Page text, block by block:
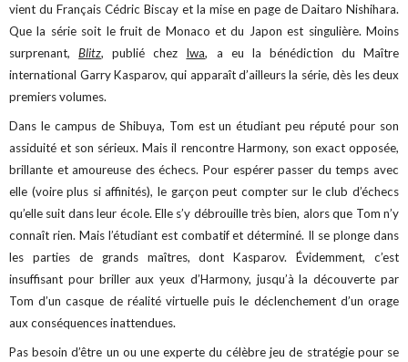
vient du Français Cédric Biscay et la mise en page de Daitaro Nishihara.
Que la série soit le fruit de Monaco et du Japon est singulière. Moins
surprenant,Blitz, publié chez Iwa, a eu la bénédiction du Maître
international Garry Kasparov, qui apparaît d’ailleurs la série, dès les deux
premiers volumes.
Dans le campus de Shibuya, Tom est un étudiant peu réputé pour son
assiduité et son sérieux. Mais il rencontre Harmony, son exact opposée,
brillante et amoureuse des échecs. Pour espérer passer du temps avec
elle (voire plus si affinités), le garçon peut compter sur le club d’échecs
qu’elle suit dans leur école. Elle s’y débrouille très bien, alors que Tom n’y
connaît rien. Mais l’étudiant est combatif et déterminé. Il se plonge dans
les parties de grands maîtres, dont Kasparov. Évidemment, c’est
insuffisant pour briller aux yeux d’Harmony, jusqu’à la découverte par
Tom d’un casque de réalité virtuelle puis le déclenchement d’un orage
aux conséquences inattendues.
Pas besoin d’être un ou une experte du célèbre jeu de stratégie pour se